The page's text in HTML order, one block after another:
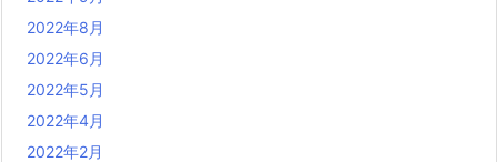
2022年8月
2022年6月
2022年5月
2022年4月
2022年2月